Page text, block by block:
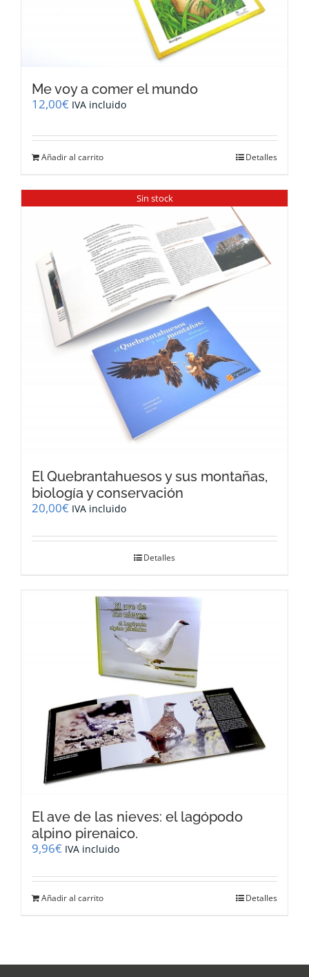
Me voy a comer el mundo
12,00€ IVA incluido
Añadir al carrito Detalles
Sin stock
El Quebrantahuesos y sus montañas,
biología y conservación
20,00€ IVA incluido
Detalles
El ave de las nieves: el lagópodo
alpino pirenaico.
9,96€ IVA incluido
Añadir al carrito Detalles